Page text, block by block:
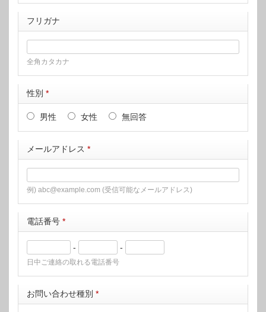
フリガナ
全角カタカナ
性別 *
男性 女性 無回答
メールアドレス *
例) abc@example.com (受信可能なメールアドレス)
電話番号 *
- -
日中ご連絡の取れる電話番号
お問い合わせ種別 *